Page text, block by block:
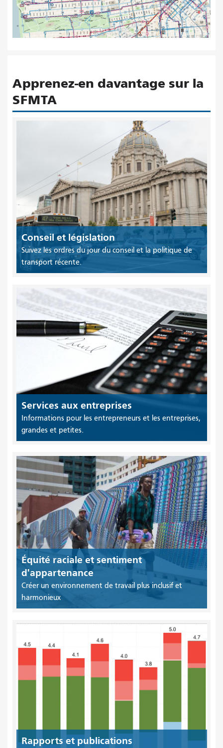
Apprenez-en davantage sur la
SFMTA
Conseil et législation
Suivez les ordres du jour du conseil et la politique de
transport récente.
Services aux entreprises
Informations pour les entrepreneurs et les entreprises,
grandes et petites.
Équité raciale et sentiment
d'appartenance
Créer un environnement de travail plus inclusif et
harmonieux
Rapports et publications